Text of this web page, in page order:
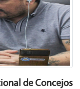
de Concejos